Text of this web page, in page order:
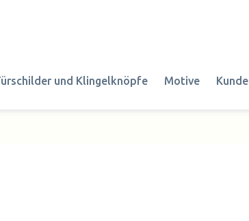
springen
und Klingelknöpfe Motive